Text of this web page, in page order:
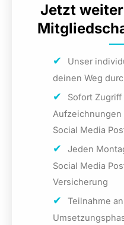
„Hallo, ich möchte einen
Beratungsgespräch zur
Klicke anschließend auf
bekommst den Link an
Jetzt
Unser
deinen Weg
Sofort
Aufzeichnungen
Social Media
Jeden
Social Media
Versicherung
Teilnahme